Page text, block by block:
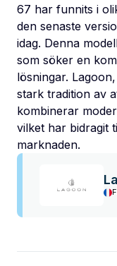
67 har funnits i
den senaste
idag. Denna
som söker en
lösningar.
stark tradition av
kombinerar
vilket har bidragit
marknaden.